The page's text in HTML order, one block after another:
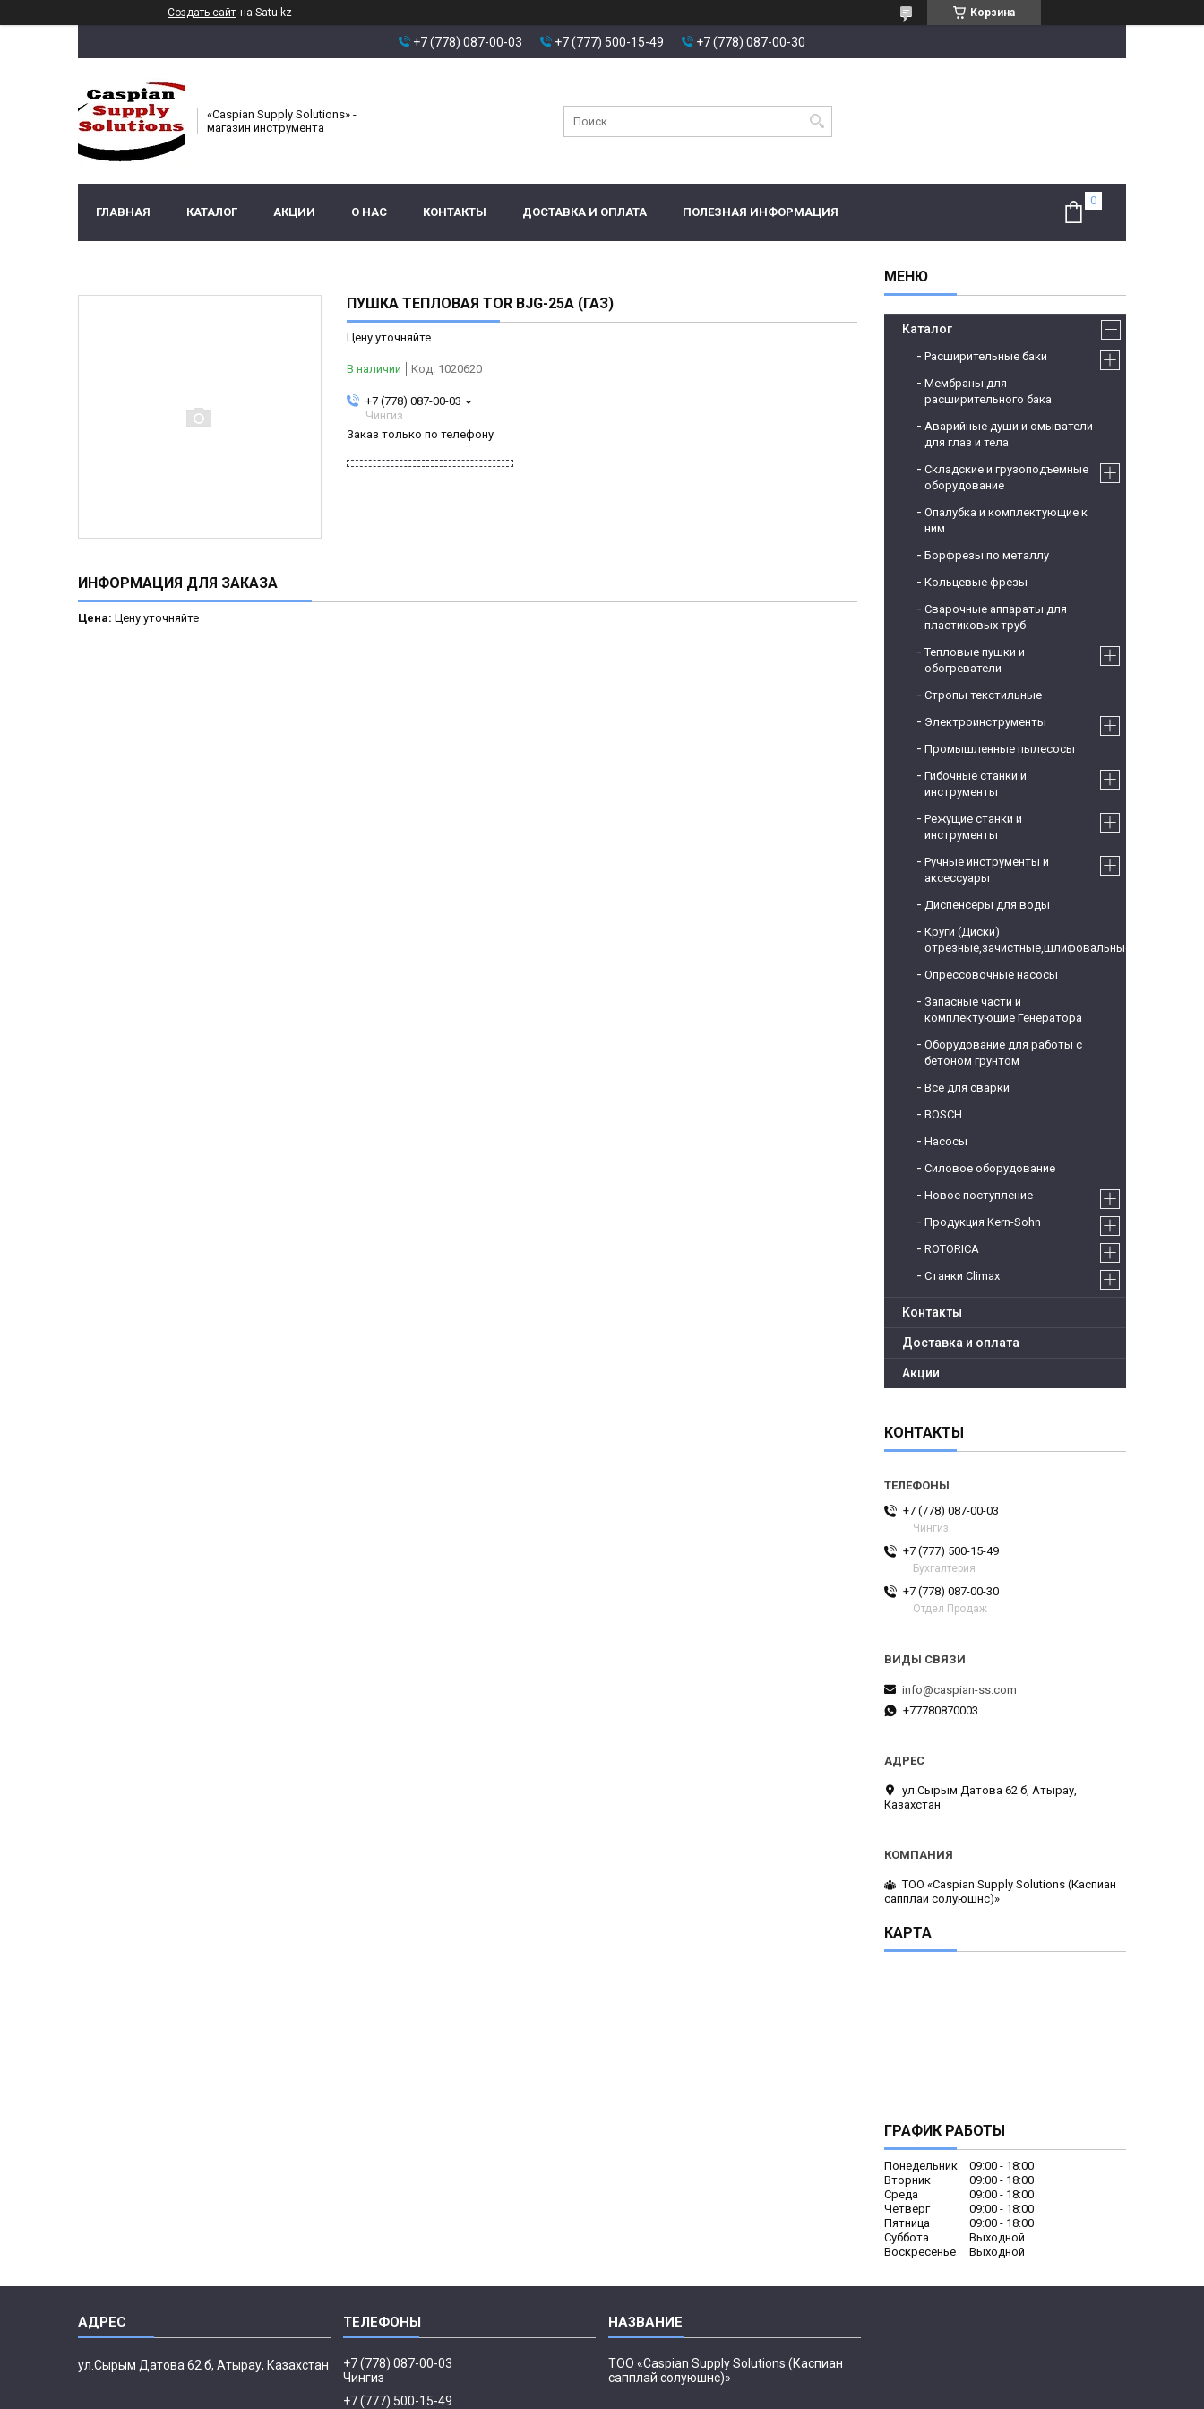
Создать сайт на Satu.kz Корзина
+7 (778) 087-00-03 +7 (777) 500-15-49 +7 (778) 087-00-30
«Caspian Supply Solutions» -
магазин инструмента
ГЛАВНАЯ КАТАЛОГ АКЦИИ О НАС КОНТАКТЫ ДОСТАВКА И ОПЛАТА ПОЛЕЗНАЯ ИНФОРМАЦИЯ
ПУШКА ТЕПЛОВАЯ TOR BJG-25A (ГАЗ)
Цену уточняйте
В наличии Код: 1020620
+7 (778) 087-00-03
Чингиз
Заказ только по телефону
ИНФОРМАЦИЯ ДЛЯ ЗАКАЗА
Цена: Цену уточняйте
Каталог
Расширительные баки
Мембраны для
расширительного бака
Аварийные души и омыватели
для глаз и тела
Складские и грузоподъемные
оборудование
Опалубка и комплектующие к
ним
Борфрезы по металлу
Кольцевые фрезы
Сварочные аппараты для
пластиковых труб
Тепловые пушки и
обогреватели
Стропы текстильные
Электроинструменты
Промышленные пылесосы
Гибочные станки и
инструменты
Режущие станки и
инструменты
Ручные инструменты и
аксессуары
Диспенсеры для воды
Круги (Диски)
отрезные,зачистные,шлифовальные
Опрессовочные насосы
Запасные части и
комплектующие Генератора
Оборудование для работы с
бетоном грунтом
Все для сварки
BOSCH
Насосы
Силовое оборудование
Новое поступление
Продукция Kern-Sohn
ROTORICA
Станки Climax
Контакты
Доставка и оплата
Акции
КОНТАКТЫ
+7 (778) 087-00-03
Чингиз
+7 (777) 500-15-49
Бухгалтерия
+7 (778) 087-00-30
Отдел Продаж
info@caspian-ss.com
+77780870003
ул.Сырым Датова 62 б, Атырау,
Казахстан
ТОО «Caspian Supply Solutions (Каспиан
сапплай солуюшнс)»
КАРТА
ГРАФИК РАБОТЫ
Понедельник 09:00
18:00
Вторник
09:00
18:00
Среда
09:00
18:00
Четверг
09:00
18:00
Пятница
09:00
18:00
Суббота
Выходной
Воскресенье
Выходной
ул.Сырым Датова 62 б, Атырау, Казахстан
+7 (778) 087-00-03
Чингиз
+7 (777) 500-15-49
ТОО «Caspian Supply Solutions (Каспиан
сапплай солуюшнс)»